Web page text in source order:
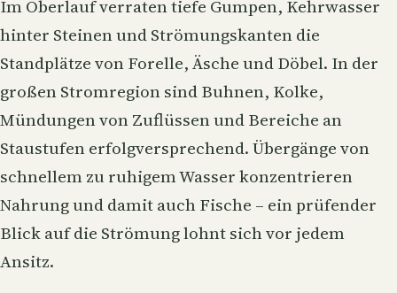
Im Oberlauf verraten tiefe Gumpen, Kehrwasser
hinter Steinen und Strömungskanten die
Standplätze von Forelle, Äsche und Döbel. In der
großen Stromregion sind Buhnen, Kolke,
Mündungen von Zuflüssen und Bereiche an
Staustufen erfolgversprechend. Übergänge von
schnellem zu ruhigem Wasser konzentrieren
Nahrung und damit auch Fische – ein prüfender
Blick auf die Strömung lohnt sich vor jedem
Ansitz.